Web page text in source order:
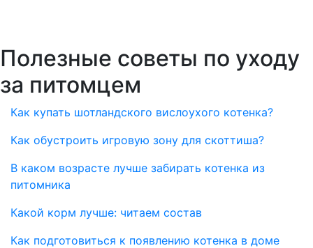
Полезные советы по уходу
за питомцем
Как купать шотландского вислоухого котенка?
Как обустроить игровую зону для скоттиша?
В каком возрасте лучше забирать котенка из
питомника
Какой корм лучше: читаем состав
Как подготовиться к появлению котенка в доме